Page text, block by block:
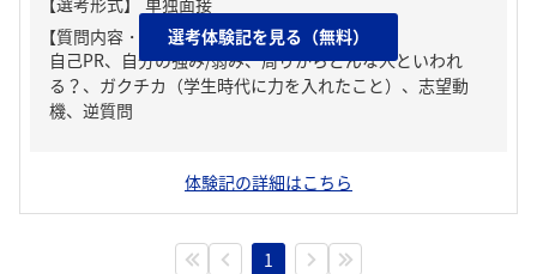
【質問内容・課題】
自己PR、自分の強み/弱み、周りからどんな人といわれ
る？、ガクチカ（学生時代に力を入れたこと）、志望動
機、逆質問
選考体験記を見る（無料）
体験記の詳細はこちら
1